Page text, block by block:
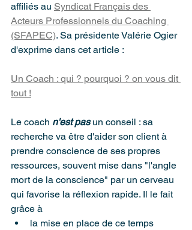
affiliés au Syndicat Français des
Acteurs Professionnels du Coaching
(SFAPEC). Sa présidente Valérie Ogier
d'exprime dans cet article :
Un Coach : qui ? pourquoi ? on vous dit
tout !
Le coach n'est pas un conseil : sa
recherche va être d'aider son client à
prendre conscience de ses propres
ressources, souvent mise dans "l'angle
mort de la conscience" par un cerveau
qui favorise la réflexion rapide. Il le fait
grâce à
la mise en place de ce temps